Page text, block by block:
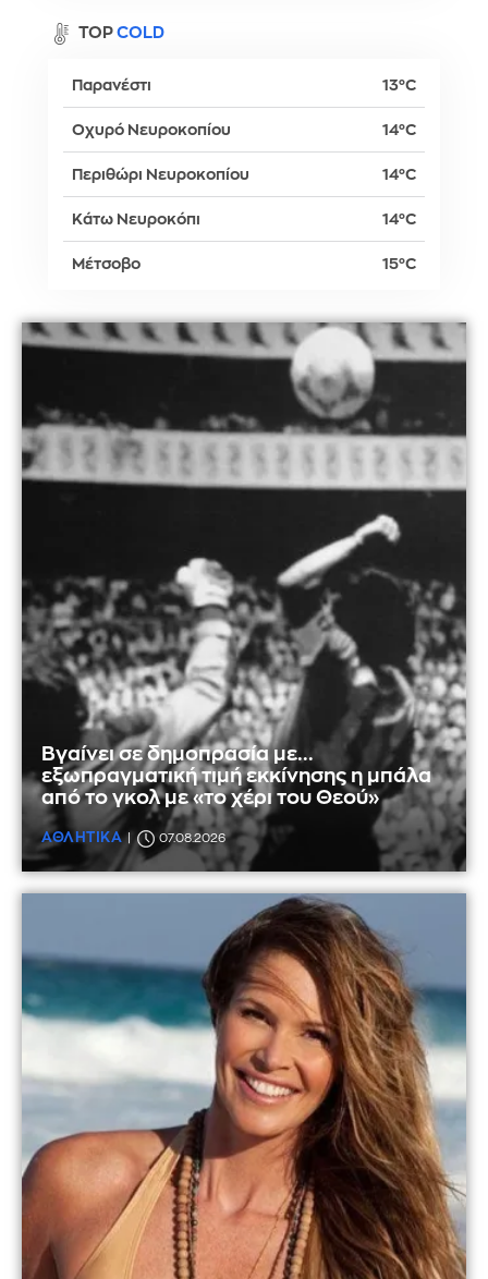
TOP COLD
Παρανέστι 13°C
Οχυρό Νευροκοπίου 14°C
Περιθώρι Νευροκοπίου 14°C
Κάτω Νευροκόπι 14°C
Μέτσοβο 15°C
Βγαίνει σε δημοπρασία με...
εξωπραγματική τιμή εκκίνησης η μπάλα
από το γκολ με «το χέρι του Θεού»
ΑΘΛΗΤΙΚΑ 07.08.2026